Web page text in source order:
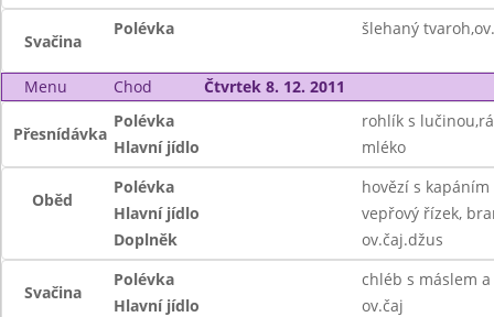
Svačina
Polévka šlehaný
Menu Chod Čtvrtek 8. 12. 2011
Přesnídávka
Polévka
rohlík s
Hlavní jídlo
mléko
Oběd
Polévka
hovězí s kapáním
Hlavní jídlo
vepřový řízek,
Doplněk
ov.čaj.džus
Svačina
Polévka
chléb s máslem
Hlavní jídlo
ov.čaj